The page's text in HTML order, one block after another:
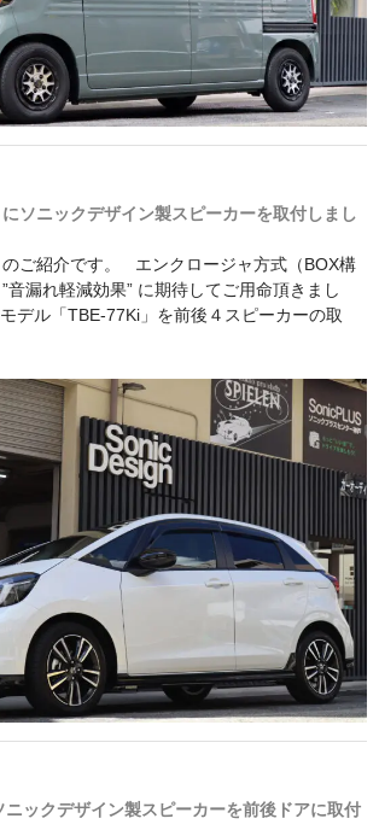
ソニックデザイン製スピーカーを取付しまし
ご紹介です。 エンクロージャ方式（BOX構
音漏れ軽減効果” に期待してご用命頂きまし
デル「TBE-77Ki」を前後４スピーカーの取
ックデザイン製スピーカーを前後ドアに取付